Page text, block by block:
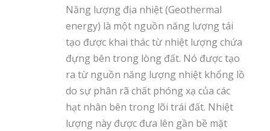
Năng lượng địa nhiệt (Geothermal
energy) là một nguồn năng lượng tái
tạo được khai thác từ nhiệt lượng chứa
đựng bên trong lòng đất. Nó được tạo
ra từ nguồn năng lượng nhiệt khổng lồ
do sự phân rã chất phóng xạ của các
hạt nhân bên trong lõi trái đất. Nhiệt
lượng này được đưa lên gần bề mặt